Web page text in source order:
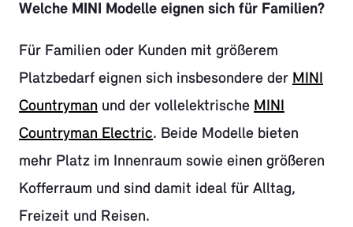
Welche MINI Modelle eignen sich für Familien?
Für Familien oder Kunden mit größerem
Platzbedarf eignen sich insbesondere der MINI
Countryman und der vollelektrische MINI
Countryman Electric. Beide Modelle bieten
mehr Platz im Innenraum sowie einen größeren
Kofferraum und sind damit ideal für Alltag,
Freizeit und Reisen.